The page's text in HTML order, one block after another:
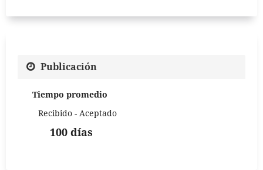
Publicación
Tiempo promedio
Recibido - Aceptado
100 días